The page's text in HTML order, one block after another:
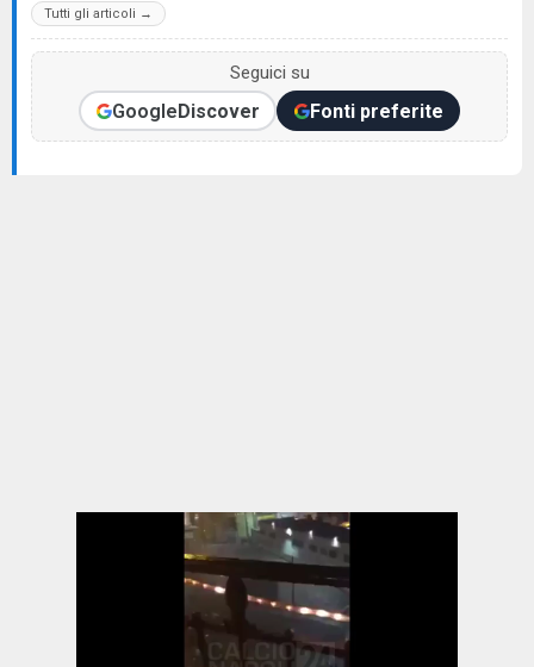
Tutti gli articoli →
Seguici su
GoogleDiscover Fonti preferite